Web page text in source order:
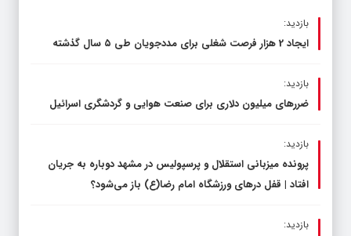
بازدید:
ایجاد 2 هزار فرصت شغلی برای مددجویان طی ۵ سال گذشته
بازدید:
ضررهای میلیون دلاری برای صنعت هوایی و گردشگری اسرائیل
بازدید:
پرونده میزبانی استقلال و پرسپولیس در مشهد دوباره به جریان
افتاد | قفل در‌های ورزشگاه امام رضا(ع) باز می‌شود؟
بازدید: